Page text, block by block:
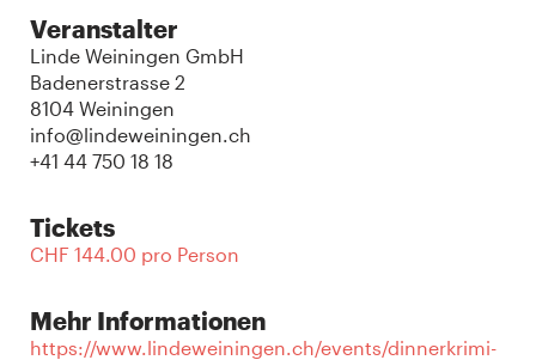
Veranstalter
Linde Weiningen GmbH
Badenerstrasse 2
8104 Weiningen
info@lindeweiningen.ch
+41 44 750 18 18
Tickets
CHF 144.00 pro Person
Mehr Informationen
https://www.lindeweiningen.ch/events/dinnerkrimi-